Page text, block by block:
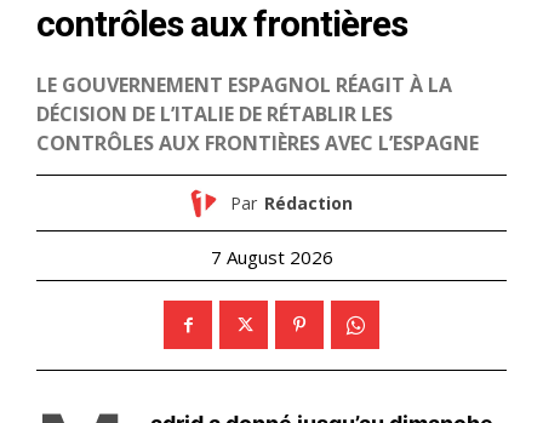
le1.ma
l'intelligence de
l'information